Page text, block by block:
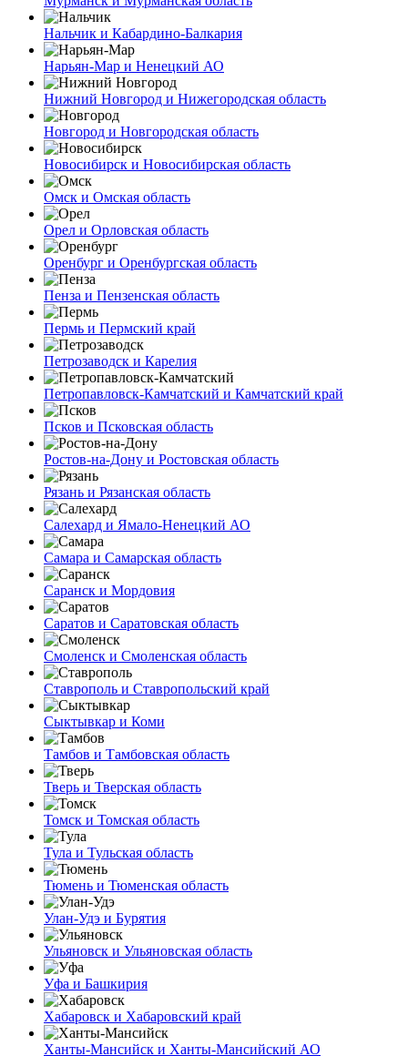
Нальчик и Кабардино-Балкария
Нарьян-Мар и Ненецкий АО
Нижний Новгород и Нижегородская область
Новгород и Новгородская область
Новосибирск и Новосибирская область
Омск и Омская область
Орел и Орловская область
Оренбург и Оренбургская область
Пенза и Пензенская область
Пермь и Пермский край
Петрозаводск и Карелия
Петропавловск-Камчатский и Камчатский край
Псков и Псковская область
Ростов-на-Дону и Ростовская область
Рязань и Рязанская область
Салехард и Ямало-Ненецкий АО
Самара и Самарская область
Саранск и Мордовия
Саратов и Саратовская область
Смоленск и Смоленская область
Ставрополь и Ставропольский край
Сыктывкар и Коми
Тамбов и Тамбовская область
Тверь и Тверская область
Томск и Томская область
Тула и Тульская область
Тюмень и Тюменская область
Улан-Удэ и Бурятия
Ульяновск и Ульяновская область
Уфа и Башкирия
Хабаровск и Хабаровский край
Ханты-Мансийск и Ханты-Мансийский АО